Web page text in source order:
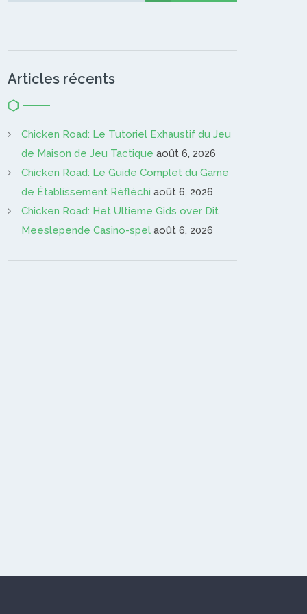
Articles récents
Chicken Road: Le Tutoriel Exhaustif du Jeu
de Maison de Jeu Tactique août 6, 2026
Chicken Road: Le Guide Complet du Game
de Établissement Réfléchi août 6, 2026
Chicken Road: Het Ultieme Gids over Dit
Meeslepende Casino-spel août 6, 2026